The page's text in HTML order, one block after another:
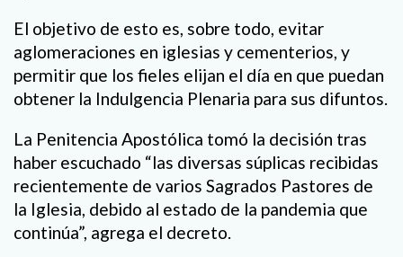
El objetivo de esto es, sobre todo, evitar
aglomeraciones en iglesias y cementerios, y
permitir que los fieles elijan el día en que puedan
obtener la Indulgencia Plenaria para sus difuntos.
La Penitencia Apostólica tomó la decisión tras
haber escuchado “las diversas súplicas recibidas
recientemente de varios Sagrados Pastores de
la Iglesia, debido al estado de la pandemia que
continúa”, agrega el decreto.